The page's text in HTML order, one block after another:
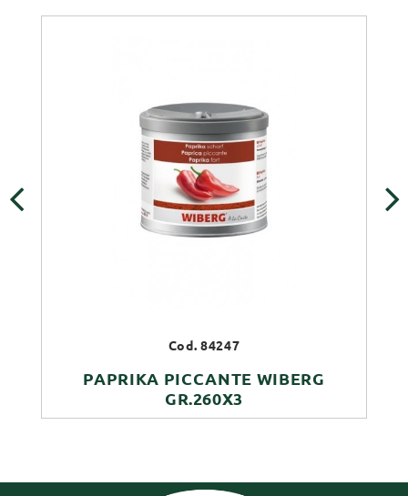
Cod. 84247
PAPRIKA PICCANTE WIBERG
GR.260X3